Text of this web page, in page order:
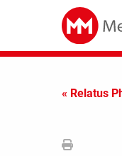
« Relatus